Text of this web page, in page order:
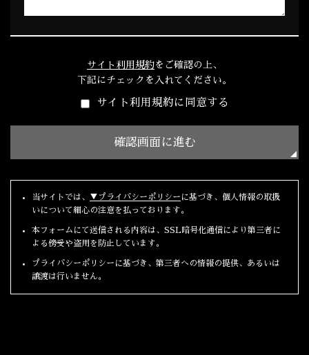
サイト利用規約をご確認の上、
下記にチェックを入れてください。
サイト利用規約に同意する
当サイトでは、 ▼プライバシーポリシー に基づき、個人情報の取扱
いについて細心の注意を払っております。
本フォームにて送信される内容は、SSL暗号化通信により第三者に
よる傍受や盗用を防止しています。
プライバシーポリシーに基づき、第三者への情報の提供、あるいは
譲渡は行いません。